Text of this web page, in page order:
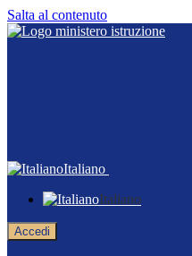
Salta al contenuto
Italiano
Italiano
Accedi